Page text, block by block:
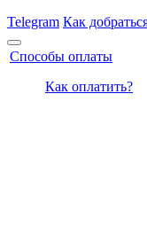
Telegram Как
Способы оплаты
Как оплатить?